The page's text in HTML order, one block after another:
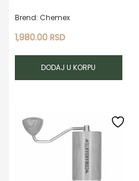
Brend: Chemex
1,980.00 RSD
DODAJ U KORPU